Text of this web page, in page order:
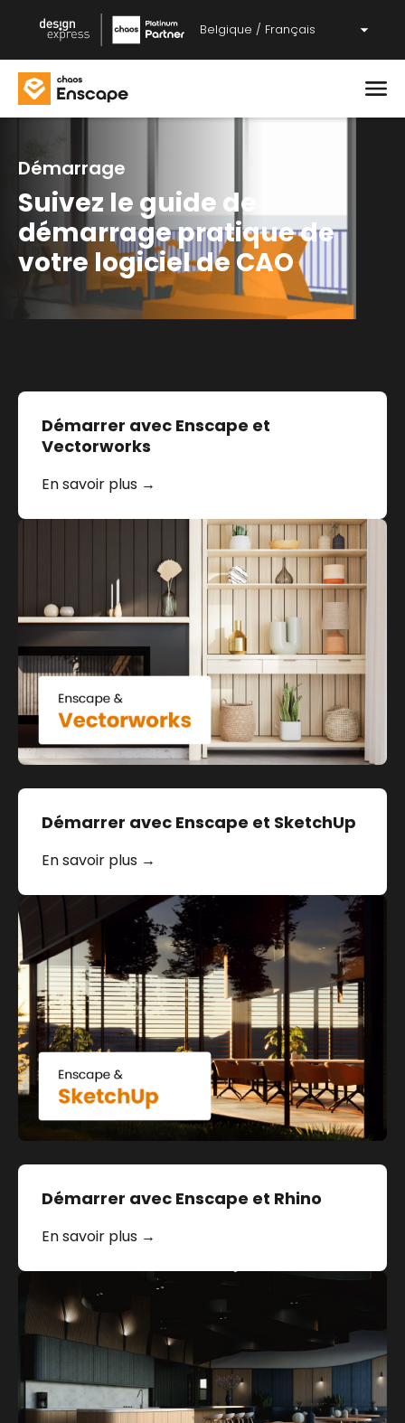
Belgique / Français
Démarrage
Suivez le guide de
démarrage pratique de
votre logiciel de CAO
Démarrer avec Enscape et
Vectorworks
En savoir plus →
Démarrer avec Enscape et SketchUp
En savoir plus →
Démarrer avec Enscape et Rhino
En savoir plus →